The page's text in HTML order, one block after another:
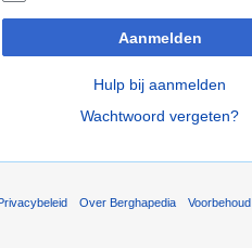
Aanmelden
Hulp bij aanmelden
Wachtwoord vergeten?
Over Berghapedia Voorbehoud